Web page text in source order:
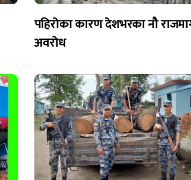
पहिरोका कारण देशभरका नौ
अवरोध